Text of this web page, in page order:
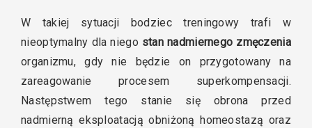
W takiej sytuacji bodziec treningowy trafi w
nieoptymalny dla niego stan nadmiernego zmęczenia
organizmu, gdy nie będzie on przygotowany na
zareagowanie procesem superkompensacji.
Następstwem tego stanie się obrona przed
nadmierną eksploatacją obniżoną homeostazą oraz